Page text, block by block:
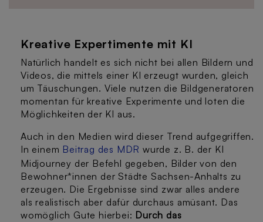
Kreative Expertimente mit KI
Natürlich handelt es sich nicht bei allen Bildern und
Videos, die mittels einer KI erzeugt wurden, gleich
um Täuschungen. Viele nutzen die Bildgeneratoren
momentan für kreative Experimente und loten die
Möglichkeiten der KI aus.
Auch in den Medien wird dieser Trend aufgegriffen.
In einem Beitrag des MDR wurde z. B. der KI
Midjourney der Befehl gegeben, Bilder von den
Bewohner*innen der Städte Sachsen-Anhalts zu
erzeugen. Die Ergebnisse sind zwar alles andere
als realistisch aber dafür durchaus amüsant. Das
womöglich Gute hierbei: Durch das